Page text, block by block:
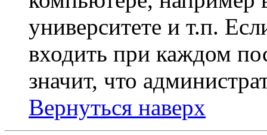
университете и т.п.
входить при каждом
значит, что
Вернуться наверх